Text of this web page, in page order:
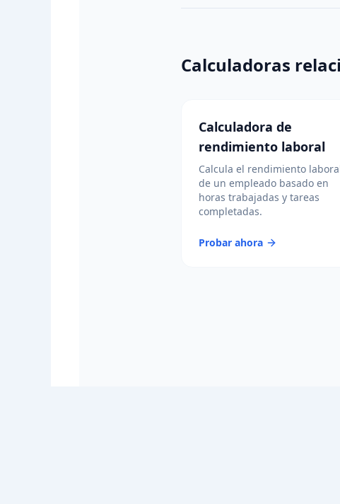
Calculadoras
Calculadora de
rendimiento laboral
Calcula el rendimiento
de un empleado basado en
horas trabajadas y tareas
completadas.
Probar ahora